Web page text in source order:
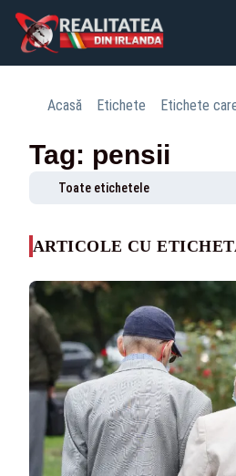
Acasă Etichete Etichete
Tag: pensii
Toate etichetele
ARTICOLE CU